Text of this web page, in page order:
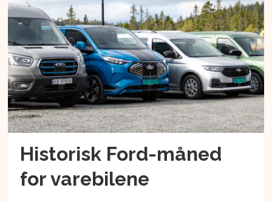
Historisk Ford-måned
for varebilene